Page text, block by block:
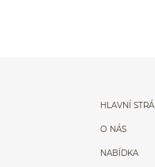
HLAVNÍ
O NÁS
NABÍDKA